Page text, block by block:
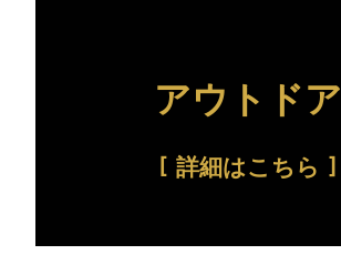
アウトドア
詳細はこちら